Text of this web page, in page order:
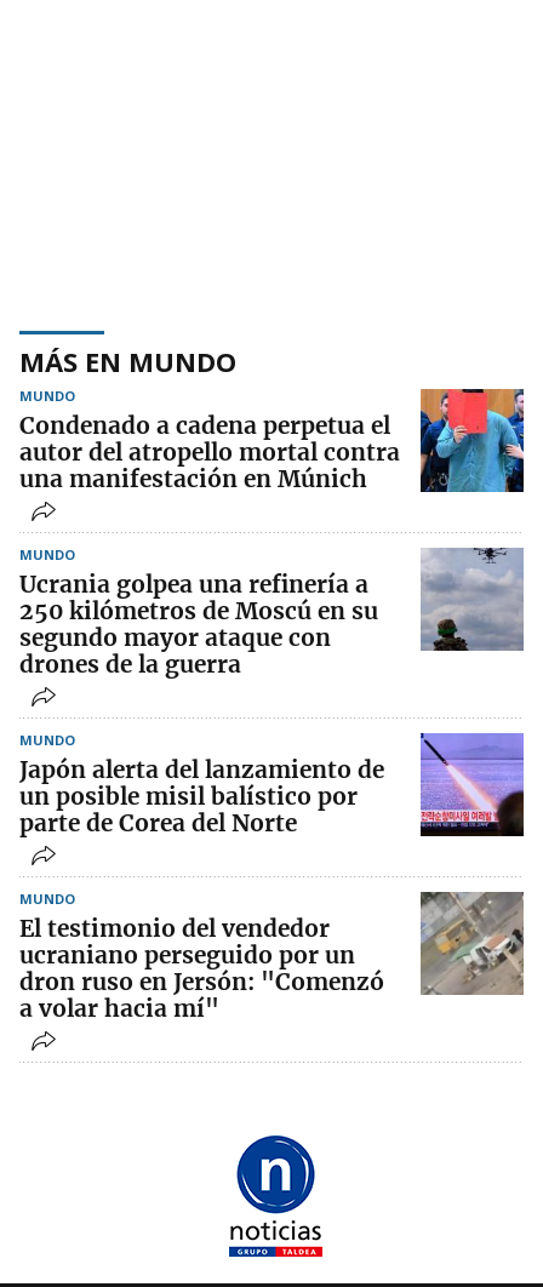
MÁS EN MUNDO
MUNDO
Condenado a cadena perpetua el
autor del atropello mortal contra
una manifestación en Múnich
MUNDO
Ucrania golpea una refinería a
250 kilómetros de Moscú en su
segundo mayor ataque con
drones de la guerra
MUNDO
Japón alerta del lanzamiento de
un posible misil balístico por
parte de Corea del Norte
MUNDO
El testimonio del vendedor
ucraniano perseguido por un
dron ruso en Jersón: "Comenzó
a volar hacia mí"